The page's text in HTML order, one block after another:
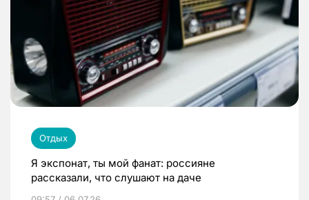
Отдых
Я экспонат, ты мой фанат: россияне
рассказали, что слушают на даче